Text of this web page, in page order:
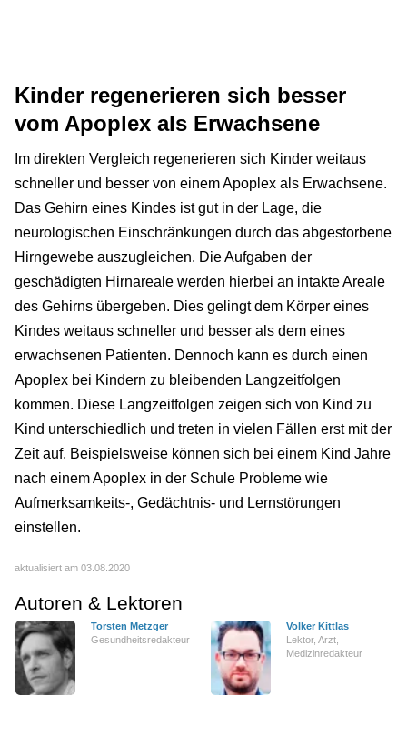
Kinder regenerieren sich besser
vom Apoplex als Erwachsene
Im direkten Vergleich regenerieren sich Kinder weitaus
schneller und besser von einem Apoplex als Erwachsene.
Das Gehirn eines Kindes ist gut in der Lage, die
neurologischen Einschränkungen durch das abgestorbene
Hirngewebe auszugleichen. Die Aufgaben der
geschädigten Hirnareale werden hierbei an intakte Areale
des Gehirns übergeben. Dies gelingt dem Körper eines
Kindes weitaus schneller und besser als dem eines
erwachsenen Patienten. Dennoch kann es durch einen
Apoplex bei Kindern zu bleibenden Langzeitfolgen
kommen. Diese Langzeitfolgen zeigen sich von Kind zu
Kind unterschiedlich und treten in vielen Fällen erst mit der
Zeit auf. Beispielsweise können sich bei einem Kind Jahre
nach einem Apoplex in der Schule Probleme wie
Aufmerksamkeits-, Gedächtnis- und Lernstörungen
einstellen.
aktualisiert am 03.08.2020
Autoren & Lektoren
Torsten Metzger
Gesundheitsredakteur
Volker Kittlas
Lektor, Arzt,
Medizinredakteur